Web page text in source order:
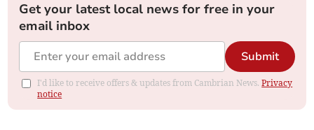
Get your latest local news for free in your
email inbox
Submit
I'd like to receive offers & updates from Cambrian News.Privacy
notice